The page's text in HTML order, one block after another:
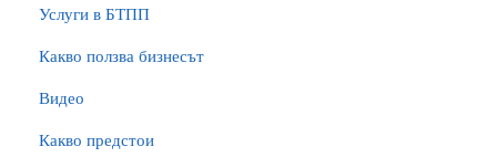
Услуги в БТПП
Какво ползва бизнесът
Видео
Какво предстои